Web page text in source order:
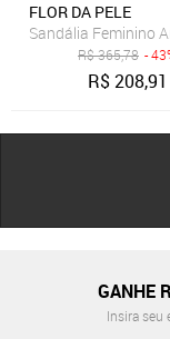
FLOR DA PELE
Sandália Feminino
R$365,78 -
R$208,91
GANHE
Insira seu